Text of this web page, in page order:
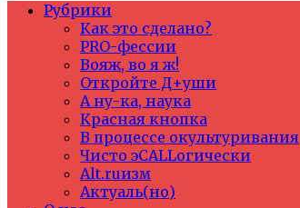
Рубрики
Как это сделано?
PRO-фессии
Вояж, во я ж!
Откройте Д+уши
А ну-ка, наука
Красная кнопка
В процессе окультуривания
Чисто эCALLогически
Alt.ruизм
Актуаль(но)